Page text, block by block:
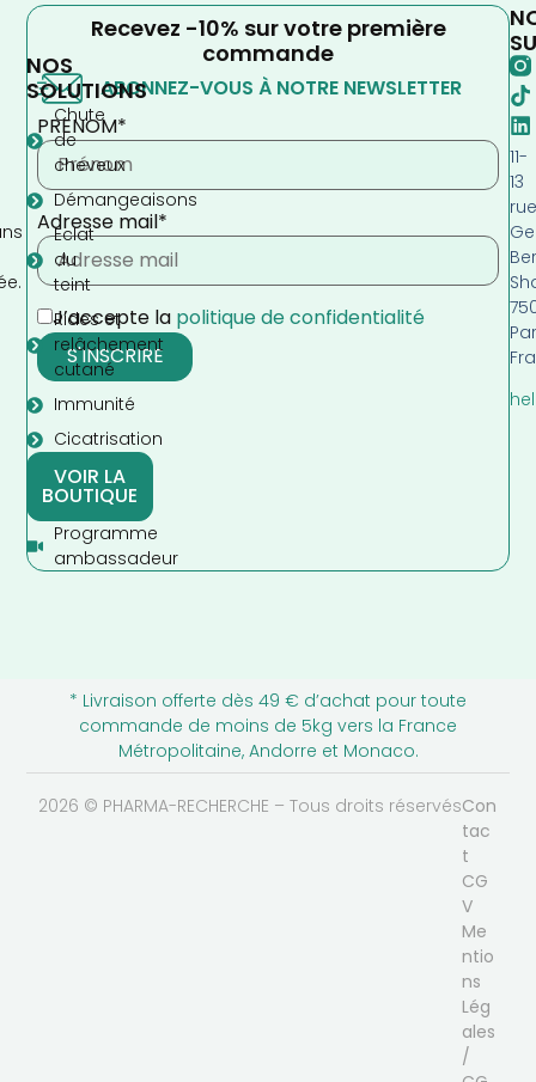
Recevez -10% sur votre première
commande
ABONNEZ-VOUS À NOTRE NEWSLETTER
PRENOM*
Adresse mail*
J’accepte la politique de confidentialité
NOS
SOLUTIONS
Chute
de
cheveux
Démangeaisons
Eclat
du
teint
Rides et
relâchement
cutané
Immunité
Cicatrisation
VOIR LA
BOUTIQUE
Programme
ambassadeur
11-
13
rue
* Livraison offerte dès 49 € d’achat pour toute
commande de moins de 5kg vers la France
Métropolitaine, Andorre et Monaco.
2026 © PHARMA-RECHERCHE – Tous droits réservésCon
tac
t
CG
V
Me
ntio
ns
Lég
ales
/